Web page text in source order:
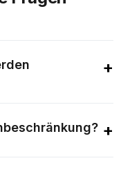
+
Dokumente (PDF, +